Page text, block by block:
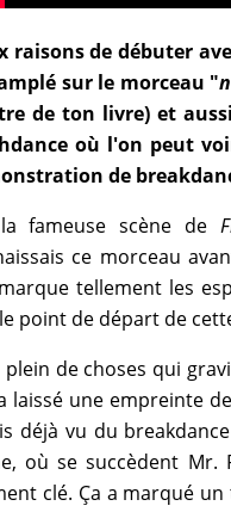
raisons de débuter
sur le morceau "
de ton livre) et
où l'on peut
de
fameuse scène de
ce morceau
tellement les
point de départ de
plein de choses qui
laissé une empreinte
déjà vu du
où se succèdent Mr.
clé. Ça a marqué